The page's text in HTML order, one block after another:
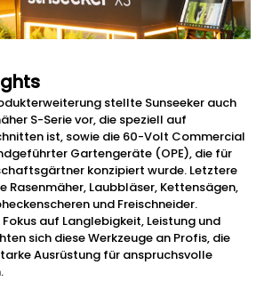
stellte Sunseeker auch
S-Serie vor, die speziell auf
ist, sowie die 60-Volt Commercial
Gartengeräte (OPE), die für
konzipiert wurde. Letztere
Rasenmäher, Laubbläser, Kettensägen,
und Freischneider.
auf Langlebigkeit, Leistung und
sich diese Werkzeuge an Profis, die
Ausrüstung für anspruchsvolle